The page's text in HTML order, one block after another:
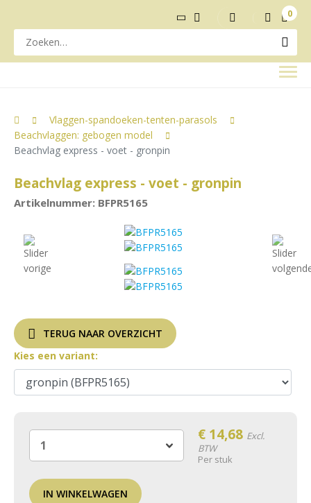
0
Vlaggen-spandoeken-tenten-parasols
Beachvlaggen: gebogen model
Beachvlag express - voet - gronpin
Beachvlag express - voet - gronpin
Artikelnummer: BFPR5165
TERUG NAAR OVERZICHT
Kies een variant:
€ 14,68 Excl.
BTW
Per stuk
IN WINKELWAGEN